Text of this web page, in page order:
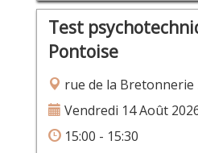
Test
Pontoise
rue de la Bretonnerie
Vendredi 14 Août
15:00 - 15:30